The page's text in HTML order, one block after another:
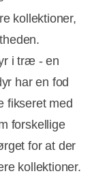
kollektioner,
i træ - en
har en fod
fikseret med
forskellige
for at der
kollektioner.